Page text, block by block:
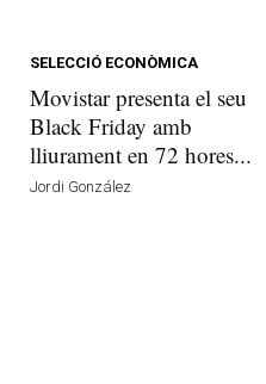
SELECCIÓ ECONÒMICA
Movistar presenta el seu
Black Friday amb
lliurament en 72 hores...
Jordi González